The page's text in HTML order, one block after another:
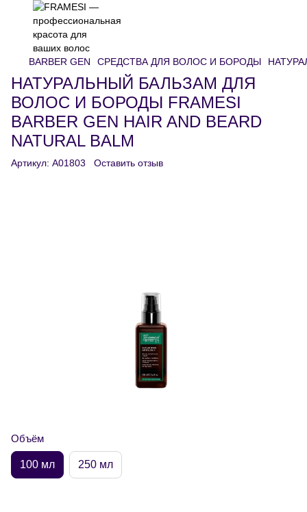
BARBER GEN СРЕДСТВА ДЛЯ ВОЛОС И БОРОДЫ
НАТУРАЛЬНЫЙ БАЛЬЗАМ ДЛЯ
ВОЛОС И БОРОДЫ FRAMESI
BARBER GEN HAIR AND BEARD
NATURAL BALM
Артикул: A01803 Оставить отзыв
Объём
100 мл 250 мл